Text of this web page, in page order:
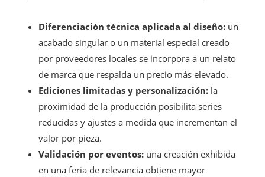
Diferenciación técnica aplicada al diseño: un
acabado singular o un material especial creado
por proveedores locales se incorpora a un relato
de marca que respalda un precio más elevado.
Ediciones limitadas y personalización: la
proximidad de la producción posibilita series
reducidas y ajustes a medida que incrementan el
valor por pieza.
Validación por eventos: una creación exhibida
en una feria de relevancia obtiene mayor